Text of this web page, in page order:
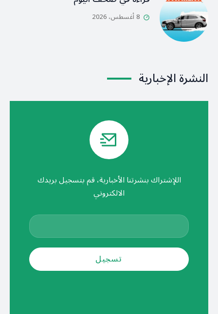
8 أغسطس، 2026
النشرة الإخبارية
اللإشتراك بنشرتنا الأخبارية، قم بتسجيل بريدك
الالكتروني